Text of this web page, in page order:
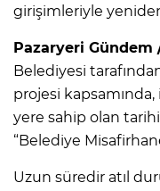
girişimleriyle
Pazaryeri Gündem
Belediyesi
projesi
yere sahip olan tarihi
“Belediye
Uzun süredir atıl